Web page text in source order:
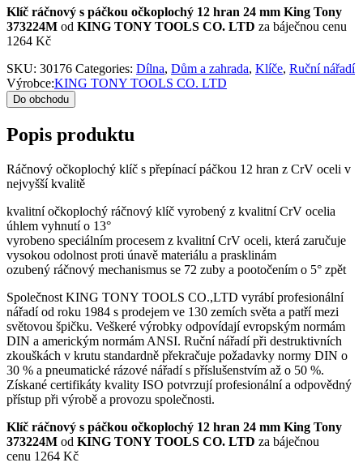
Klíč ráčnový s páčkou očkoplochý 12 hran 24 mm King Tony
373224M od KING TONY TOOLS CO. LTD za báječnou cenu
1264 Kč
SKU: 30176 Categories: Dílna, Dům a zahrada, Klíče, Ruční nářadí
Výrobce:KING TONY TOOLS CO. LTD
Do obchodu
Popis produktu
Ráčnový očkoplochý klíč s přepínací páčkou 12 hran z CrV oceli v
nejvyšší kvalitě
kvalitní očkoplochý ráčnový klíč vyrobený z kvalitní CrV ocelia
úhlem vyhnutí o 13°
vyrobeno speciálním procesem z kvalitní CrV oceli, která zaručuje
vysokou odolnost proti únavě materiálu a prasklinám
ozubený ráčnový mechanismus se 72 zuby a pootočením o 5° zpět
Společnost KING TONY TOOLS CO.,LTD vyrábí profesionální
nářadí od roku 1984 s prodejem ve 130 zemích světa a patří mezi
světovou špičku. Veškeré výrobky odpovídají evropským normám
DIN a americkým normám ANSI. Ruční nářadí při destruktivních
zkouškách v krutu standardně překračuje požadavky normy DIN o
30 % a pneumatické rázové nářadí s příslušenstvím až o 50 %.
Získané certifikáty kvality ISO potvrzují profesionální a odpovědný
přístup při výrobě a provozu společnosti.
Klíč ráčnový s páčkou očkoplochý 12 hran 24 mm King Tony
373224M od KING TONY TOOLS CO. LTD za báječnou
cenu 1264 Kč